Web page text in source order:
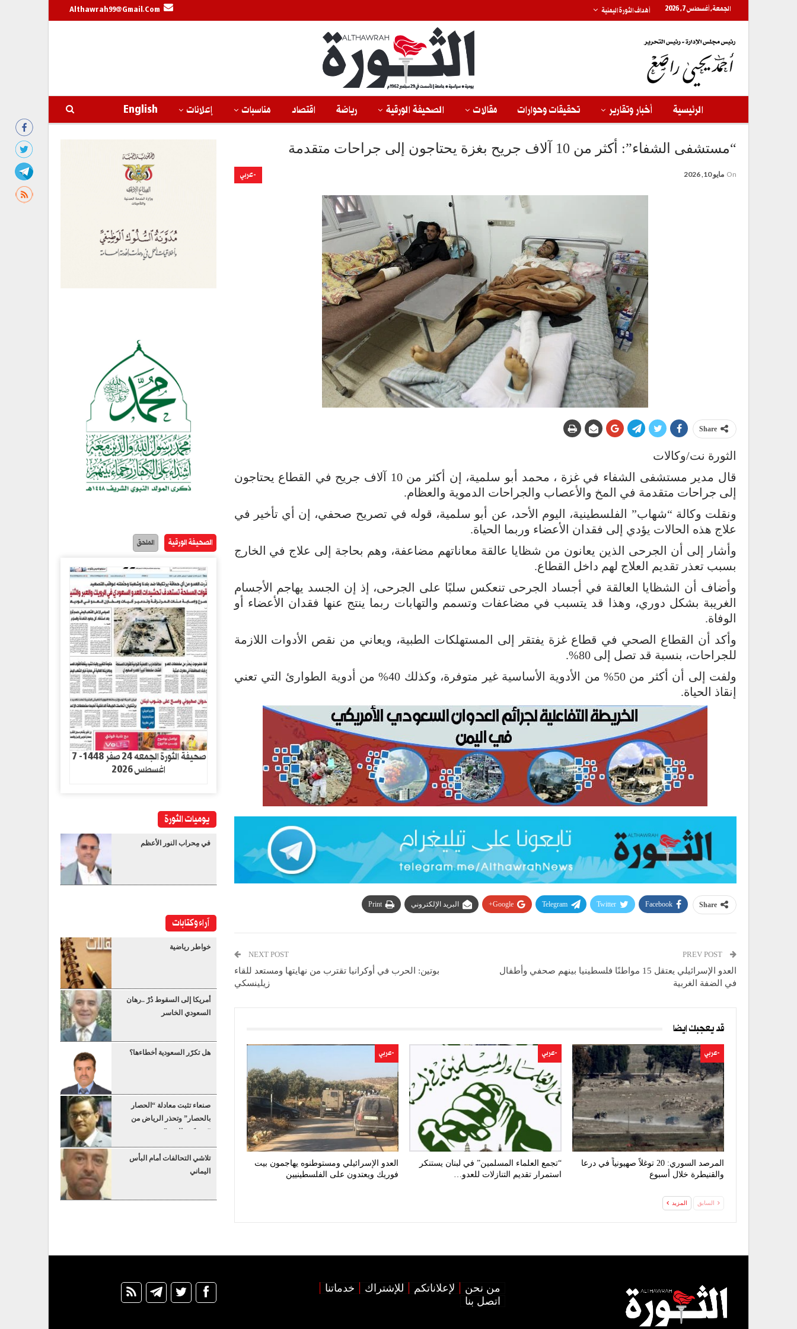
الجمعة, أغسطس 7, 2026 أهداف الثورة اليمنية Althawrah99@gmail.com
الرئيسية أخبار وتقارير تحقيقات وحوارات مقالات الصحيفة الورقية رياضة اقتصاد مناسبات إعلانات English
“مستشفى الشفاء”: أكثر من 10 آلاف جريح بغزة يحتاجون إلى جراحات متقدمة
-عربي On مايو 10, 2026
Share
الثورة نت/وكالات
قال مدير مستشفى الشفاء في غزة ، محمد أبو سلمية، إن أكثر من 10 آلاف جريح في القطاع يحتاجون
إلى جراحات متقدمة في المخ والأعصاب والجراحات الدموية والعظام.
ونقلت وكالة “شهاب” الفلسطينية، اليوم الأحد، عن أبو سلمية، قوله في تصريح صحفي، إن أي تأخير في
علاج هذه الحالات يؤدي إلى فقدان الأعضاء وربما الحياة.
وأشار إلى أن الجرحى الذين يعانون من شظايا عالقة معاناتهم مضاعفة، وهم بحاجة إلى علاج في الخارج
بسبب تعذر تقديم العلاج لهم داخل القطاع.
وأضاف أن الشظايا العالقة في أجساد الجرحى تنعكس سلبًا على الجرحى، إذ إن الجسد يهاجم الأجسام
الغريبة بشكل دوري، وهذا قد يتسبب في مضاعفات وتسمم والتهابات ربما ينتج عنها فقدان الأعضاء أو
الوفاة.
وأكد أن القطاع الصحي في قطاع غزة يفتقر إلى المستهلكات الطبية، ويعاني من نقص الأدوات اللازمة
للجراحات، بنسبة قد تصل إلى 80%.
ولفت إلى أن أكثر من 50% من الأدوية الأساسية غير متوفرة، وكذلك 40% من أدوية الطوارئ التي تعني
إنقاذ الحياة.
Share
Facebook
Twitter
Telegram
Google+ البريد الإلكتروني Print
العدو الإسرائيلي يعتقل 15 مواطنًا فلسطينيا بينهم صحفي وأطفال
في الضفة الغربية
NEXT POST
بوتين: الحرب في أوكرانيا تقترب من نهايتها ومستعد للقاء
زيلينسكي
قد يعجبك ايضا
-عربي
المرصد السوري: 20 توغلاً صهيونياً في درعا
والقنيطرة خلال أسبوع
-عربي
“تجمع العلماء المسلمين” في لبنان يستنكر
استمرار تقديم التنازلات للعدو…
-عربي
العدو الإسرائيلي ومستوطنوه يهاجمون بيت
فوريك ويعتدون على الفلسطينيين
السابق المزيد
الصحيفة الورقية الملحق
صحيفة الثورة الجمعه 24 صفر 1448- 7
اغسطس 2026
يوميات الثورة
في مِحراب النور الأعظم
آراء وكتابات
خواطر رياضية
أمريكا إلى السقوط دُرْ ..رهان
السعودي الخاسر
هل تكرّر السعودية أخطاءها؟
صنعاء تثبت معادلة “الحصار
بالحصار” وتحذر الرياض من
“عسكرة البحر”
تلاشي التحالفات أمام البأس
اليماني
من نحن لإعلاناتكم للإشتراك
خدماتنا
اتصل بنا